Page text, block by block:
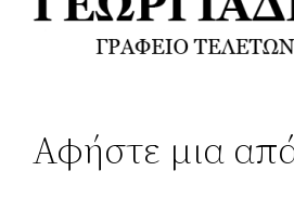
Αφήστε μια